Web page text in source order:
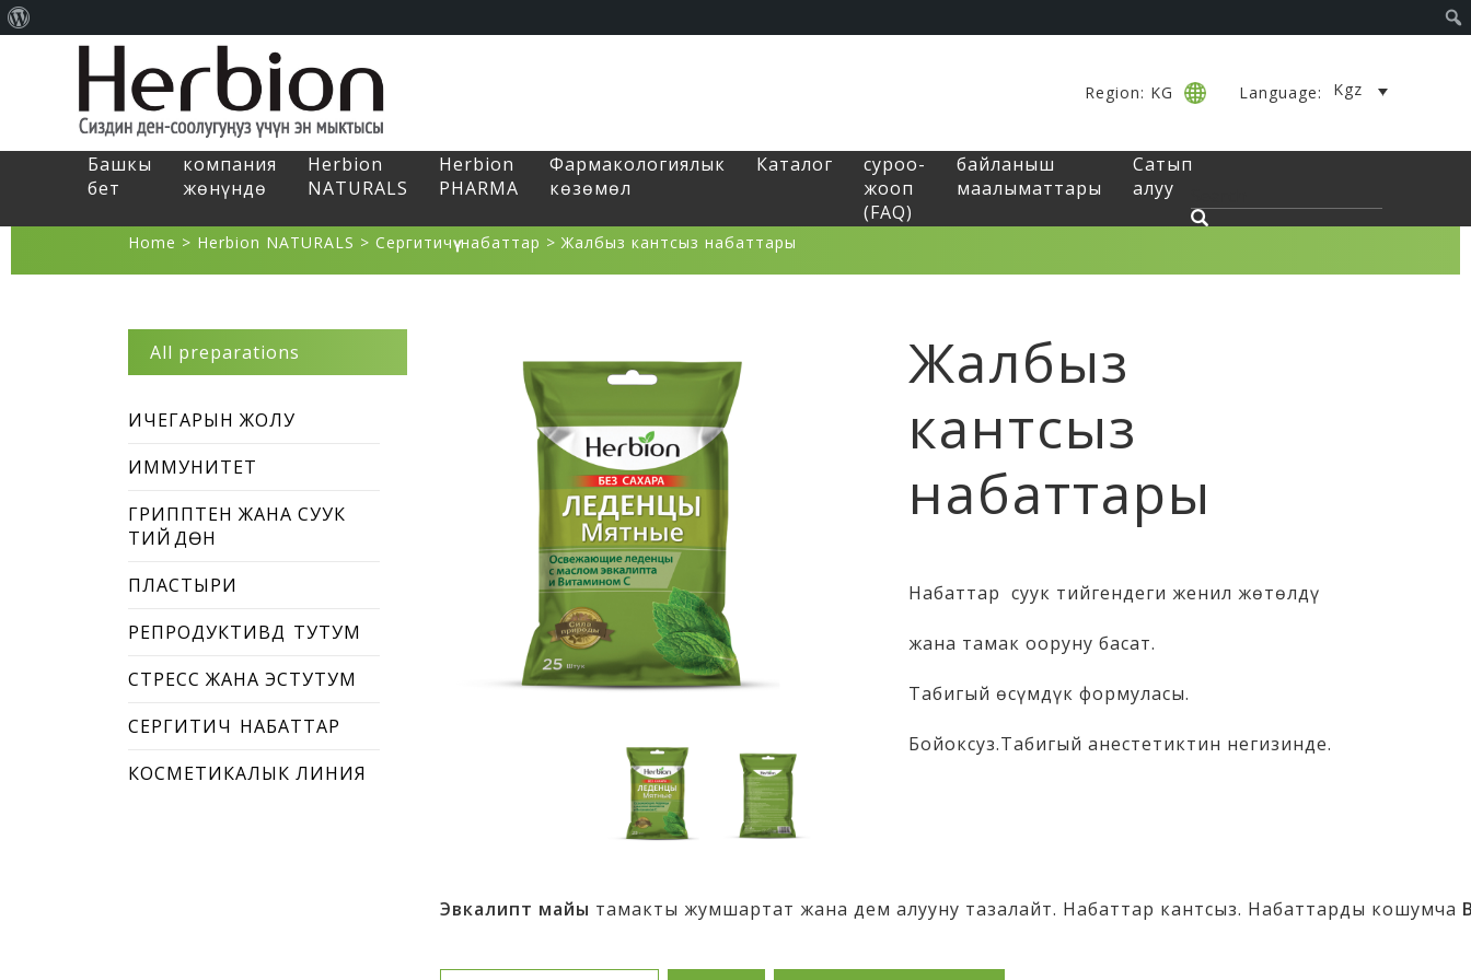
Region: KG Language: Kgz
Башкы
бет
компания
жөнүндө
Herbion
NATURALS
Herbion
PHARMA
Фармакологиялык
көзөмөл
Каталог
суроо-
жооп
(FAQ)
байланыш
маалыматтары
Сатып
алуу
Home > Herbion NATURALS > Сергитичүү набаттар >Жалбыз кантсыз набаттары
All preparations
ИЧЕГАРЫН ЖОЛУ
ИММУНИТЕТ
ГРИППТЕН ЖАНА СУУК
ТИЙҮҮДӨН
ПЛАСТЫРИ
РЕПРОДУКТИВДҮҮ ТУТУМ
СТРЕСС ЖАНА ЭСТУТУМ
СЕРГИТИЧҮҮ НАБАТТАР
КОСМЕТИКАЛЫК ЛИНИЯ
Жалбыз
кантсыз
набаттары
Набаттар суук тийгендеги женил жөтөлдү
жана тамак ооруну басат.
Табигый өсүмдүк формуласы.
Бойоксуз.Табигый анестетиктин негизинде.
Эвкалипт майы тамакты жумшартат жана дем алууну тазалайт. Набаттар кантсыз. Набаттарды кошумча
WordPress